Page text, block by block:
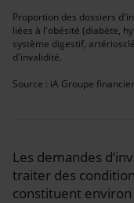
Proportion des dossiers
liées à l'obésité (diabète,
système digestif,
d'invalidité.
Source : iA Groupe
Les demandes
traiter des
constituent